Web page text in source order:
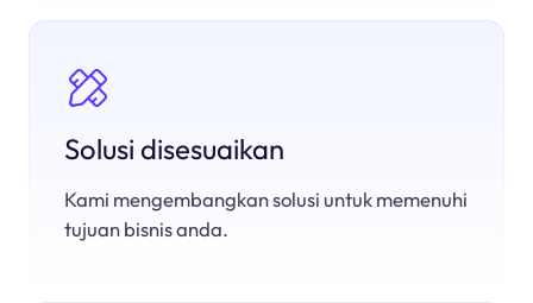
Solusi disesuaikan
Kami mengembangkan solusi untuk memenuhi
tujuan bisnis anda.